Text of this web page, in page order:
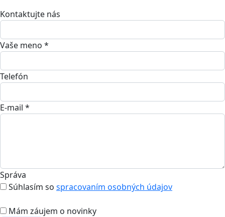
Kontaktujte nás
Vaše meno *
Telefón
E-mail *
Správa
Súhlasím so spracovaním osobných údajov
Mám záujem o novinky